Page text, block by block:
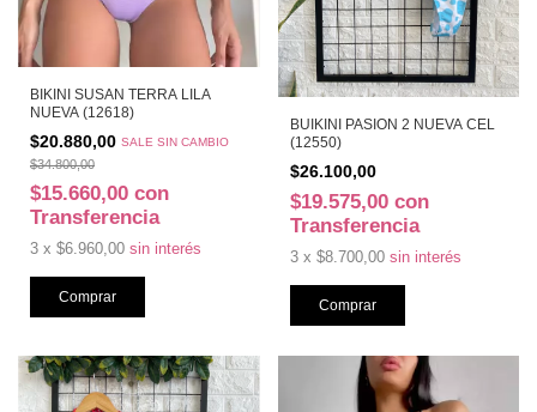
BIKINI SUSAN TERRA LILA
NUEVA (12618)
$20.880,00 SALE SIN CAMBIO
$34.800,00
$15.660,00 con
Transferencia
3 x $6.960,00 sin interés
Comprar
BUIKINI PASION 2 NUEVA CEL
(12550)
$26.100,00
$19.575,00 con
Transferencia
3 x $8.700,00 sin interés
Comprar